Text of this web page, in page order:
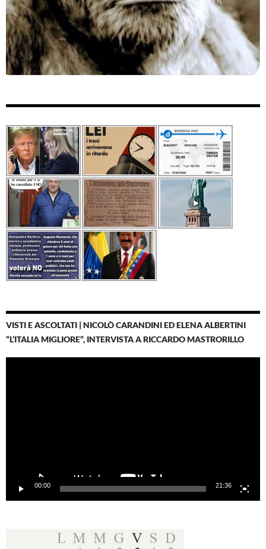
VISTI E ASCOLTATI | NICOLÒ CARANDINI ED ELENA ALBERTINI
“L’ITALIA MIGLIORE”, INTERVISTA A RICCARDO MASTRORILLO
00:00 21:36